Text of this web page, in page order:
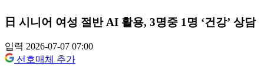
日 시니어 여성 절반 AI 활용, 3명중 1명 ‘건강’ 상담
입력 2026-07-07 07:00
선호매체 추가